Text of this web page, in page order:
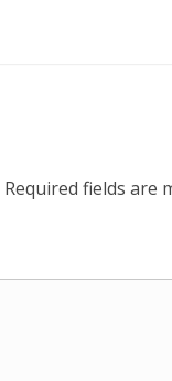
Required fields are